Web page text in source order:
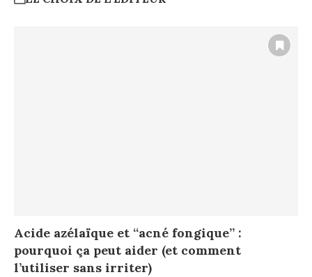
Acide azélaïque et “acné fongique” :
pourquoi ça peut aider (et comment
l’utiliser sans irriter)